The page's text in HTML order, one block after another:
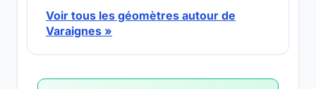
Voir tous les géomètres autour de
Varaignes »